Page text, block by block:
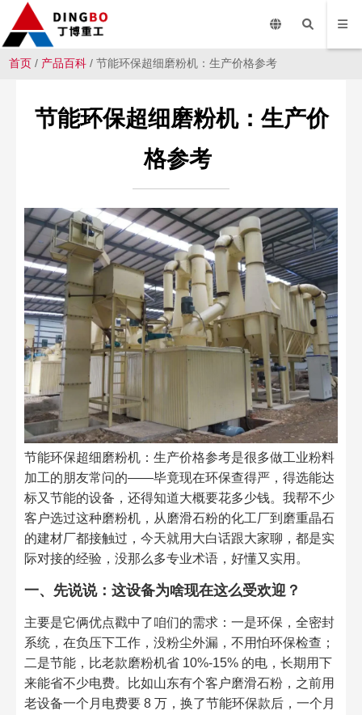
首页 / 产品百科 / 节能环保超细磨粉机：生产价格参考
节能环保超细磨粉机：生产价
格参考
节能环保超细磨粉机：生产价格参考是很多做工业粉料
加工的朋友常问的——毕竟现在环保查得严，得选能达
标又节能的设备，还得知道大概要花多少钱。我帮不少
客户选过这种磨粉机，从磨滑石粉的化工厂到磨重晶石
的建材厂都接触过，今天就用大白话跟大家聊，都是实
际对接的经验，没那么多专业术语，好懂又实用。
一、先说说：这设备为啥现在这么受欢迎？
主要是它俩优点戳中了咱们的需求：一是环保，全密封
系统，在负压下工作，没粉尘外漏，不用怕环保检查；
二是节能，比老款磨粉机省 10%-15% 的电，长期用下
来能省不少电费。比如山东有个客户磨滑石粉，之前用
老设备一个月电费要 8 万，换了节能环保款后，一个月